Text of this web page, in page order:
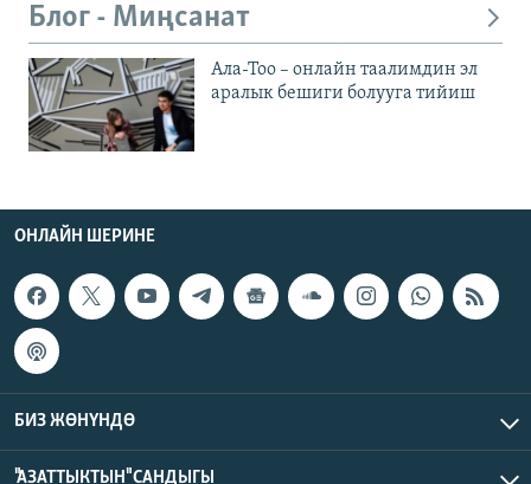
Блог - Миңсанат
Ала-Тоо – онлайн таалимдин эл
аралык бешиги болууга тийиш
ОНЛАЙН ШЕРИНЕ
БИЗ ЖӨНҮНДӨ
"АЗАТТЫКТЫН" САНДЫГЫ